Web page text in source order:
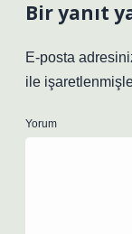
Bir yanıt
E-posta
ile
Yorum